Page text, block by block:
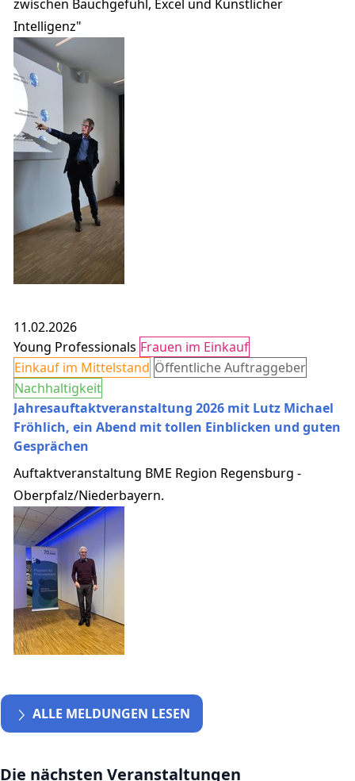
zwischen Bauchgefühl, Excel und Künstlicher
Intelligenz"
11.02.2026
Young Professionals Frauen im Einkauf
Einkauf im Mittelstand Öffentliche Auftraggeber
Nachhaltigkeit
Jahresauftaktveranstaltung 2026 mit Lutz Michael
Fröhlich, ein Abend mit tollen Einblicken und guten
Gesprächen
Auftaktveranstaltung BME Region Regensburg -
Oberpfalz/Niederbayern.
ALLE MELDUNGEN LESEN
Die nächsten Veranstaltungen